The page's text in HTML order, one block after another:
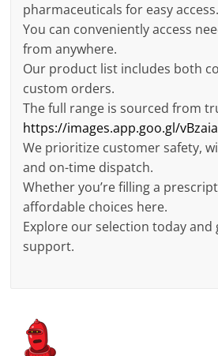
pharmaceuticals for easy access.
You can conveniently access
from anywhere.
Our product list includes both
custom orders.
The full range is sourced from
https://images.app.goo.gl/
We prioritize customer safety,
and on-time dispatch.
Whether you’re filling a
affordable choices here.
Explore our selection today and
support.